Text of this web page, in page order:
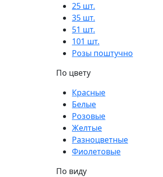
25 шт.
35 шт.
51 шт.
101 шт.
Розы поштучно
По цвету
Красные
Белые
Розовые
Желтые
Разноцветные
Фиолетовые
По виду